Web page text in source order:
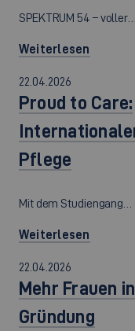
SPEKTRUM 54 – voller…
Weiterlesen
22.04.2026
Proud to Care:
Pflege
Mit dem Studiengang…
Weiterlesen
22.04.2026
Mehr Frauen
Gründung